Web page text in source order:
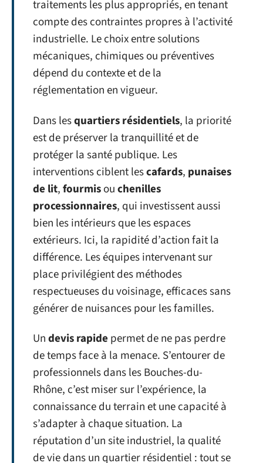
traitements les plus appropriés, en tenant
compte des contraintes propres à l’activité
industrielle. Le choix entre solutions
mécaniques, chimiques ou préventives
dépend du contexte et de la
réglementation en vigueur.
Dans lesquartiers résidentiels, la priorité
est de préserver la tranquillité et de
protéger la santé publique. Les
interventions ciblent lescafards, punaises
de lit,fourmisouchenilles
processionnaires, qui investissent aussi
bien les intérieurs que les espaces
extérieurs. Ici, la rapidité d’action fait la
différence. Les équipes intervenant sur
place privilégient des méthodes
respectueuses du voisinage, efficaces sans
générer de nuisances pour les familles.
Undevis rapide permet de ne pas perdre
de temps face à la menace. S’entourer de
professionnels dans les Bouches-du-
Rhône, c’est miser sur l’expérience, la
connaissance du terrain et une capacité à
s’adapter à chaque situation. La
réputation d’un site industriel, la qualité
de vie dans un quartier résidentiel : tout se